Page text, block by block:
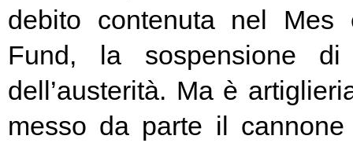
debito contenuta nel Mes
Fund, la sospensione di
dell’austerità. Ma è
messo da parte il